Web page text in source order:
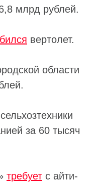
млрд рублей.
вертолет.
области
за 60 тысяч
требует с айти-